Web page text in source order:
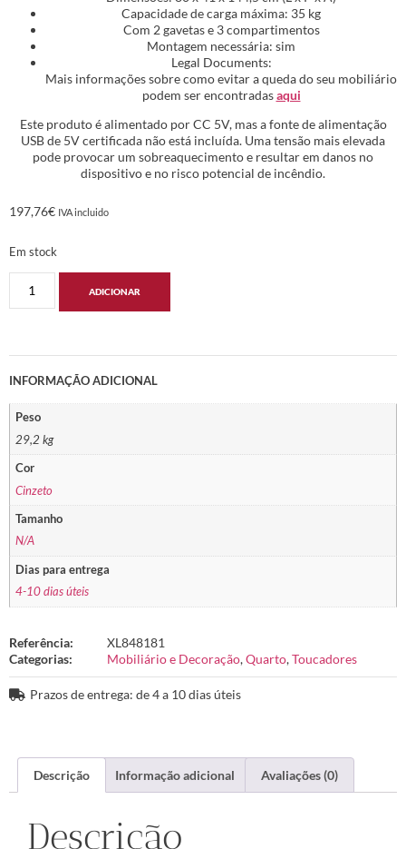
Capacidade de carga máxima: 35 kg
Com 2 gavetas e 3 compartimentos
Montagem necessária: sim
Legal Documents:
Mais informações sobre como evitar a queda do seu mobiliário
podem ser encontradasaqui
Este produto é alimentado por CC 5V, mas a fonte de alimentação
USB de 5V certificada não está incluída. Uma tensão mais elevada
pode provocar um sobreaquecimento e resultar em danos no
dispositivo e no risco potencial de incêndio.
197,76€ IVA incluido
Em stock
ADICIONAR
INFORMAÇÃO ADICIONAL
Peso
29,2 kg
Cor
Cinzeto
Tamanho
N/A
Dias para entrega
4-10 dias úteis
Referência:
XL848181
Categorias:
Mobiliário e Decoração,Quarto,Toucadores
Prazos de entrega: de 4 a 10 dias úteis
Descrição Informação adicional Avaliações (0)
Descrição